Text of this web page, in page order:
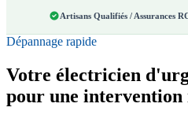
Artisans Qualifiés / Assurances
Dépannage rapide
Votre électricien
pour une intervention